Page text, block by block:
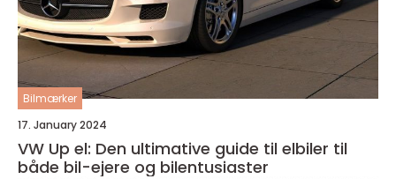
Bilmærker
17. January 2024
VW Up el: Den ultimative guide til elbiler til
både bil-ejere og bilentusiaster